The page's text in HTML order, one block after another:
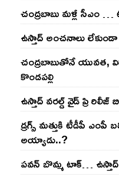
చంద్ర‌బాబు మ‌ళ్లీ సీఎం
ఉస్తాద్ అంచ‌నాలు
చంద్ర‌బాబుతోనే యువ‌త‌,
కొండ‌ప‌ల్లి
ఉస్తాద్ వ‌ర‌ల్డ్ వైడ్ ప్రి
డ్రగ్స్ మత్తుకి టీడీపీ ఎంపీ
అయ్యాడు..?
ప‌వ‌న్ బొమ్మ టాక్‌…